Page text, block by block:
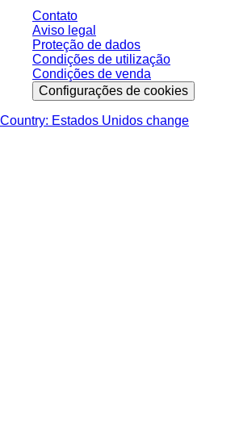
Contato
Aviso legal
Proteção de dados
Condições de utilização
Condições de venda
Configurações de cookies
Country: Estados Unidos change